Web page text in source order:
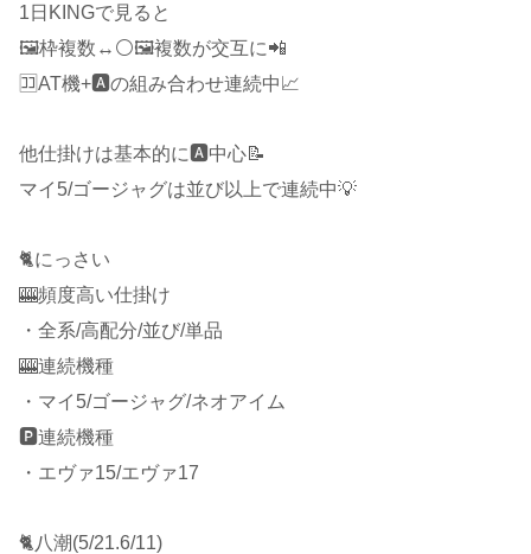
1日KINGで見ると
🖼枠複数↔⚪🖼複数が交互に📲
🈁AT機+🅰️の組み合わせ連続中📈
他仕掛けは基本的に🅰️中心📝
マイ5/ゴージャグは並び以上で連続中💡
🐈にっさい
🎰頻度高い仕掛け
・全系/高配分/並び/単品
🎰連続機種
・マイ5/ゴージャグ/ネオアイム
🅿️連続機種
・エヴァ15/エヴァ17
🐈八潮(5/21.6/11)